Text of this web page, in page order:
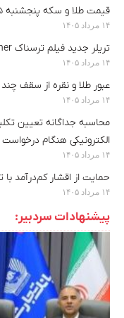
قیمت طلا و سکه پنجشنبه ۱۵ مرداد
۱۴ مرداد ۱۴۰۵
تریلر جدید فیلم ترسناک Insidious: Out of the Further منتشر شد
۱۴ مرداد ۱۴۰۵
عبور طلا و نقره از سقف
۱۴ مرداد ۱۴۰۵
الکترونیکی هنگام
۱۴ مرداد ۱۴۰۵
حمایت از اقشار کم‌درآمد
۱۴ مرداد ۱۴۰۵
پیشنهادات سردبیر: